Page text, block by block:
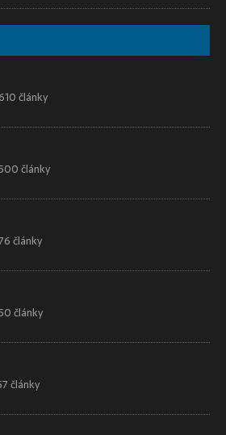
články
články
články
články
články